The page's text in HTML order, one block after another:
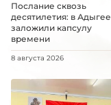
Послание сквозь
десятилетия: в Адыгее
заложили капсулу
времени
8 августа 2026